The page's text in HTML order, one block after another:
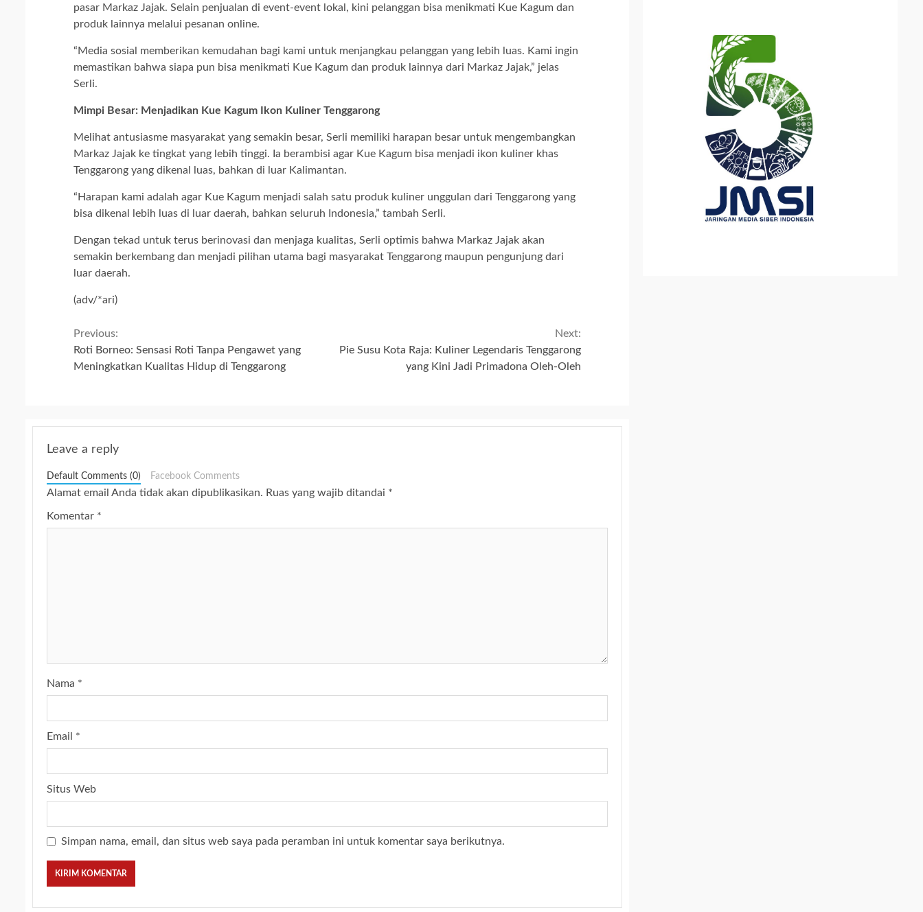
pasar Markaz Jajak. Selain penjualan di event-event lokal, kini pelanggan bisa menikmati Kue Kagum dan
produk lainnya melalui pesanan online.
“Media sosial memberikan kemudahan bagi kami untuk menjangkau pelanggan yang lebih luas. Kami ingin
memastikan bahwa siapa pun bisa menikmati Kue Kagum dan produk lainnya dari Markaz Jajak,” jelas
Serli.
Mimpi Besar: Menjadikan Kue Kagum Ikon Kuliner Tenggarong
Melihat antusiasme masyarakat yang semakin besar, Serli memiliki harapan besar untuk mengembangkan
Markaz Jajak ke tingkat yang lebih tinggi. Ia berambisi agar Kue Kagum bisa menjadi ikon kuliner khas
Tenggarong yang dikenal luas, bahkan di luar Kalimantan.
“Harapan kami adalah agar Kue Kagum menjadi salah satu produk kuliner unggulan dari Tenggarong yang
bisa dikenal lebih luas di luar daerah, bahkan seluruh Indonesia,” tambah Serli.
Dengan tekad untuk terus berinovasi dan menjaga kualitas, Serli optimis bahwa Markaz Jajak akan
semakin berkembang dan menjadi pilihan utama bagi masyarakat Tenggarong maupun pengunjung dari
luar daerah.
(adv/*ari)
Continue
Reading
Previous:
Roti Borneo: Sensasi Roti Tanpa Pengawet yang
Meningkatkan Kualitas Hidup di Tenggarong
Next:
Pie Susu Kota Raja: Kuliner Legendaris Tenggarong
yang Kini Jadi Primadona Oleh-Oleh
Leave a reply
Default Comments (0) Facebook Comments
Alamat email Anda tidak akan dipublikasikan. Ruas yang wajib ditandai *
Komentar *
Nama *
Email *
Situs Web
Simpan nama, email, dan situs web saya pada peramban ini untuk komentar saya berikutnya.